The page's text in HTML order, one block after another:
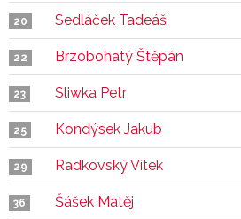
20 Sedláček Tadeáš
22 Brzobohatý Štěpán
23 Sliwka Petr
25 Kondýsek Jakub
29 Radkovský Vítek
36 Šášek Matěj